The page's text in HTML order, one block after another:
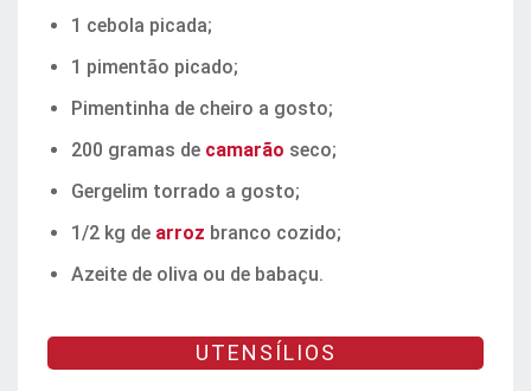
1 cebola picada;
1 pimentão picado;
Pimentinha de cheiro a gosto;
200 gramas de camarão seco;
Gergelim torrado a gosto;
1/2 kg de arroz branco cozido;
Azeite de oliva ou de babaçu.
UTENSÍLIOS